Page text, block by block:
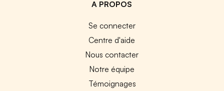
A PROPOS
Se connecter
Centre d'aide
Nous contacter
Notre équipe
Témoignages